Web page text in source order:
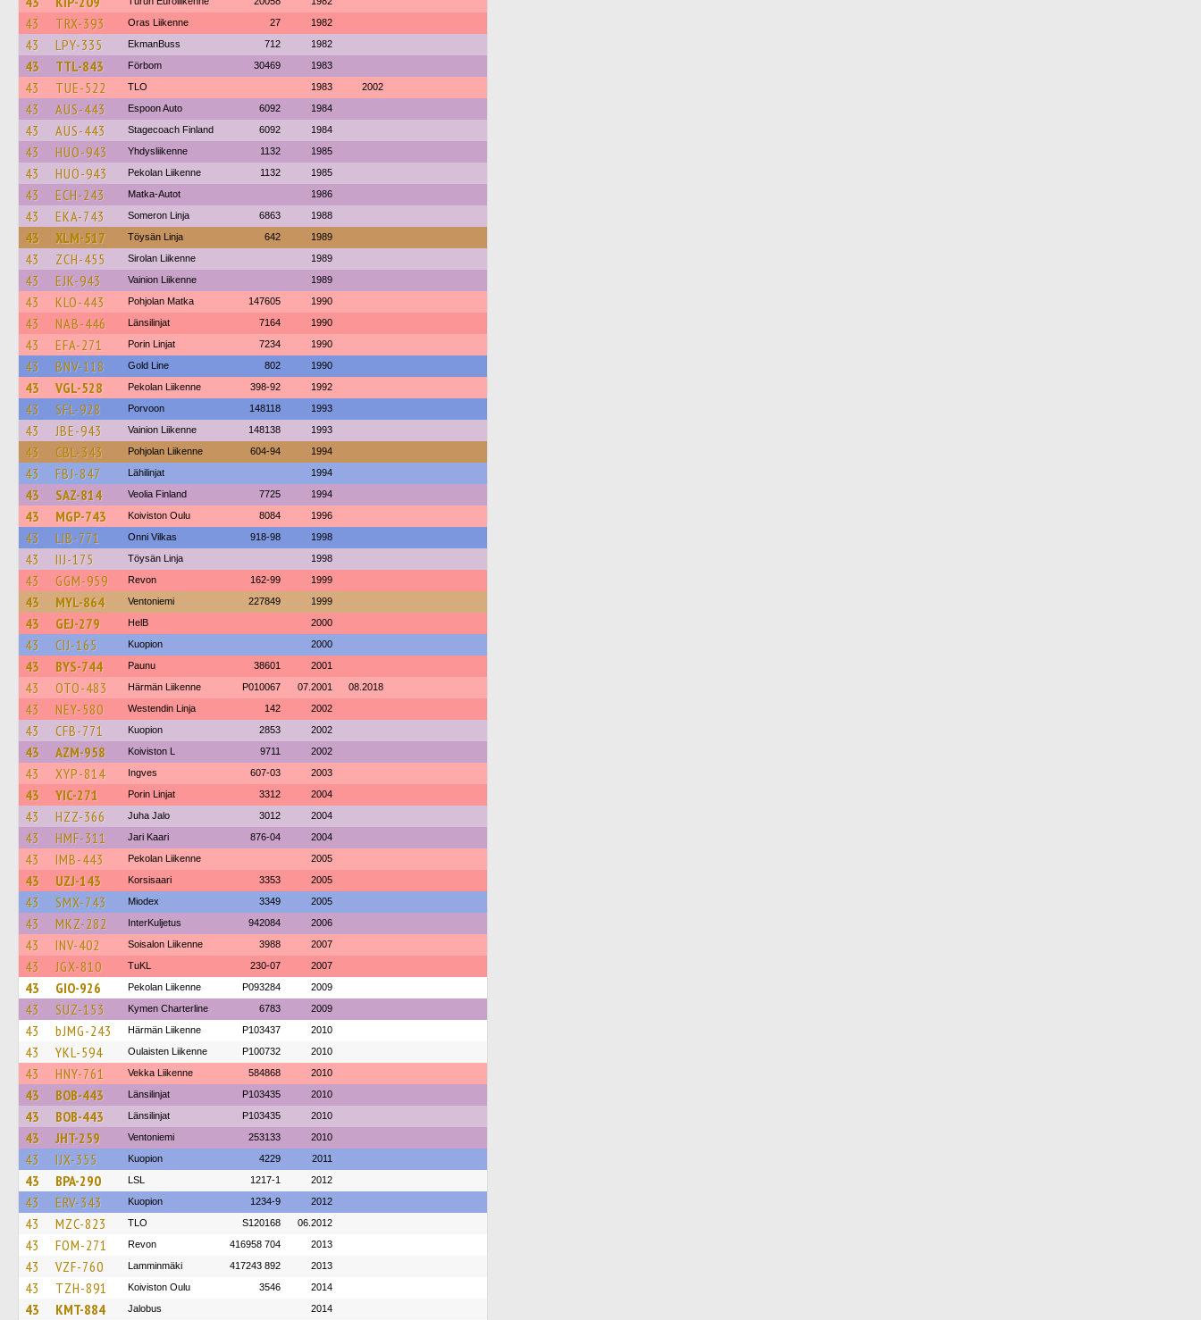
43 TRX-393 Oras Liikenne 27 1982
43 LPY-335 EkmanBuss 712 1982
43 TTL-843 Förbom 30469 1983
43 TUE-522 TLO 1983 2002
43 AUS-443 Espoon Auto 6092 1984
43 AUS-443 Stagecoach Finland 6092 1984
43 HUO-943 Yhdysliikenne 1132 1985
43 HUO-943 Pekolan Liikenne 1132 1985
43 ECH-243 Matka-Autot 1986
43 EKA-743 Someron Linja 6863 1988
43 XLM-517 Töysän Linja 642 1989
43 ZCH-455 Sirolan Liikenne 1989
43 EJK-943 Vainion Liikenne 1989
43 KLO-443 Pohjolan Matka 147605 1990
43 NAB-446 Länsilinjat 7164 1990
43 EFA-271 Porin Linjat 7234 1990
43 BNV-118 Gold Line 802 1990
43 VGL-528 Pekolan Liikenne 398-92 1992
43 SFL-928 Porvoon 148118 1993
43 JBE-943 Vainion Liikenne 148138 1993
43 CBL-343 Pohjolan Liikenne 604-94 1994
43 FBJ-847 Lähilinjat 1994
43 SAZ-814 Veolia Finland 7725 1994
43 MGP-743 Koiviston Oulu 8084 1996
43 LIB-771 Onni Vilkas 918-98 1998
43 IIJ-175 Töysän Linja 1998
43 GGM-959 Revon 162-99 1999
43 MYL-864 Ventoniemi 227849 1999
43 GEJ-279 HelB 2000
43 CIJ-165 Kuopion 2000
43 BYS-744 Paunu 38601 2001
43 OTO-483 Härmän Liikenne P010067 07.2001 08.2018
43 NEY-580 Westendin Linja 142 2002
43 CFB-771 Kuopion 2853 2002
43 AZM-958 Koiviston L 9711 2002
43 XYP-814 Ingves 607-03 2003
43 YIC-271 Porin Linjat 3312 2004
43 HZZ-366 Juha Jalo 3012 2004
43 HMF-311 Jari Kaari 876-04 2004
43 IMB-443 Pekolan Liikenne 2005
43 UZJ-143 Korsisaari 3353 2005
43 SMX-743 Miodex 3349 2005
43 MKZ-282 InterKuljetus 942084 2006
43 INV-402 Soisalon Liikenne 3988 2007
43 JGX-810 TuKL 230-07 2007
43 GIO-926 Pekolan Liikenne P093284 2009
43 SUZ-153 Kymen Charterline 6783 2009
43 bJMG-243 Härmän Liikenne P103437 2010
43 YKL-594 Oulaisten Liikenne P100732 2010
43 HNY-761 Vekka Liikenne 584868 2010
43 BOB-443 Länsilinjat P103435 2010
43 BOB-443 Länsilinjat P103435 2010
43 JHT-259 Ventoniemi 253133 2010
43 IJX-355 Kuopion 4229 2011
43 BPA-290 LSL 1217-1 2012
43 ERV-343 Kuopion 1234-9 2012
43 MZC-823 TLO S120168 06.2012
43 FOM-271 Revon 416958 704 2013
43 VZF-760 Lamminmäki 417243 892 2013
43 TZH-891 Koiviston Oulu 3546 2014
43 KMT-884 Jalobus 2014